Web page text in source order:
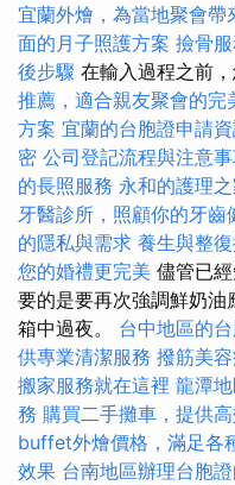
宜蘭外燴，為當地聚會帶
面的月子照護方案 撿骨
後步驟 在輸入過程之前
推薦，適合親友聚會的完
方案 宜蘭的台胞證申請
密 公司登記流程與注意
的長照服務 永和的護理
牙醫診所，照顧你的牙齒
的隱私與需求 養生與整
您的婚禮更完美 儘管已
要的是要再次強調鮮奶油
箱中過夜。 台中地區的
供專業清潔服務 撥筋美
搬家服務就在這裡 龍潭
務 購買二手攤車，提供
buffet外燴價格，滿足各
效果 台南地區辦理台胞